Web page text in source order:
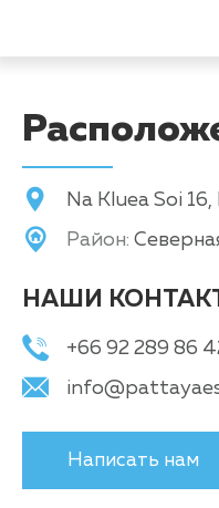
Na Kluea Soi
Район:
НАШИ
+66 92 289 86
Написать нам